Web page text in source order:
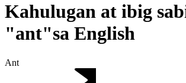
Kahulugan at ibig
"ant"sa English
Ant